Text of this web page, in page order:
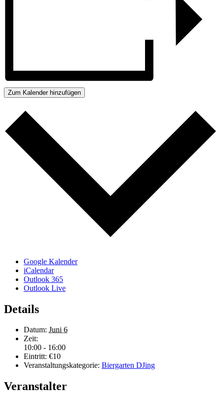
Zum Kalender hinzufügen
Google Kalender
iCalendar
Outlook 365
Outlook Live
Details
Datum: Juni 6
Zeit:
10:00 - 16:00
Eintritt: €10
Veranstaltungskategorie: Biergarten DJing
Veranstalter